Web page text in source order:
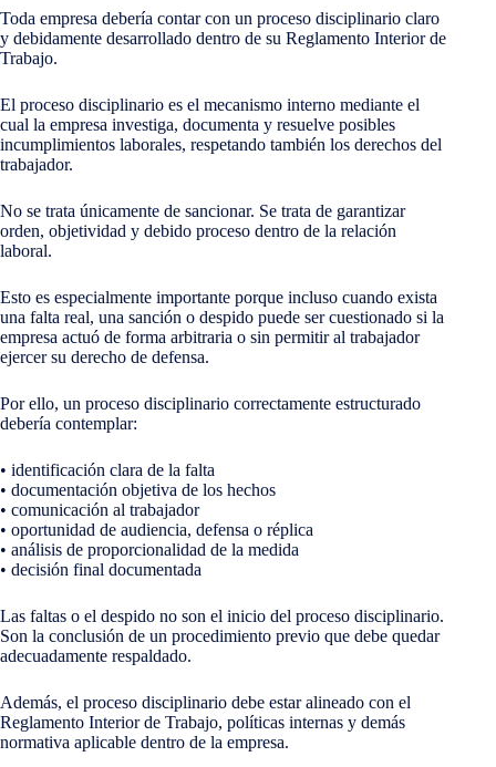
Toda empresa debería contar con un proceso disciplinario claro
y debidamente desarrollado dentro de su Reglamento Interior de
Trabajo.
El proceso disciplinario es el mecanismo interno mediante el
cual la empresa investiga, documenta y resuelve posibles
incumplimientos laborales, respetando también los derechos del
trabajador.
No se trata únicamente de sancionar. Se trata de garantizar
orden, objetividad y debido proceso dentro de la relación
laboral.
Esto es especialmente importante porque incluso cuando exista
una falta real, una sanción o despido puede ser cuestionado si la
empresa actuó de forma arbitraria o sin permitir al trabajador
ejercer su derecho de defensa.
Por ello, un proceso disciplinario correctamente estructurado
debería contemplar:
• identificación clara de la falta
• documentación objetiva de los hechos
• comunicación al trabajador
• oportunidad de audiencia, defensa o réplica
• análisis de proporcionalidad de la medida
• decisión final documentada
Las faltas o el despido no son el inicio del proceso disciplinario.
Son la conclusión de un procedimiento previo que debe quedar
adecuadamente respaldado.
Además, el proceso disciplinario debe estar alineado con el
Reglamento Interior de Trabajo, políticas internas y demás
normativa aplicable dentro de la empresa.